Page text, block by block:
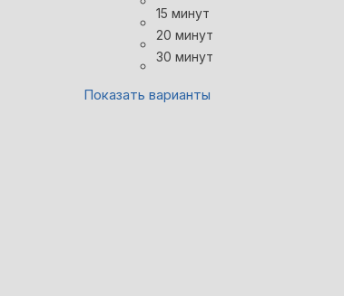
15 минут
20 минут
30 минут
Показать варианты